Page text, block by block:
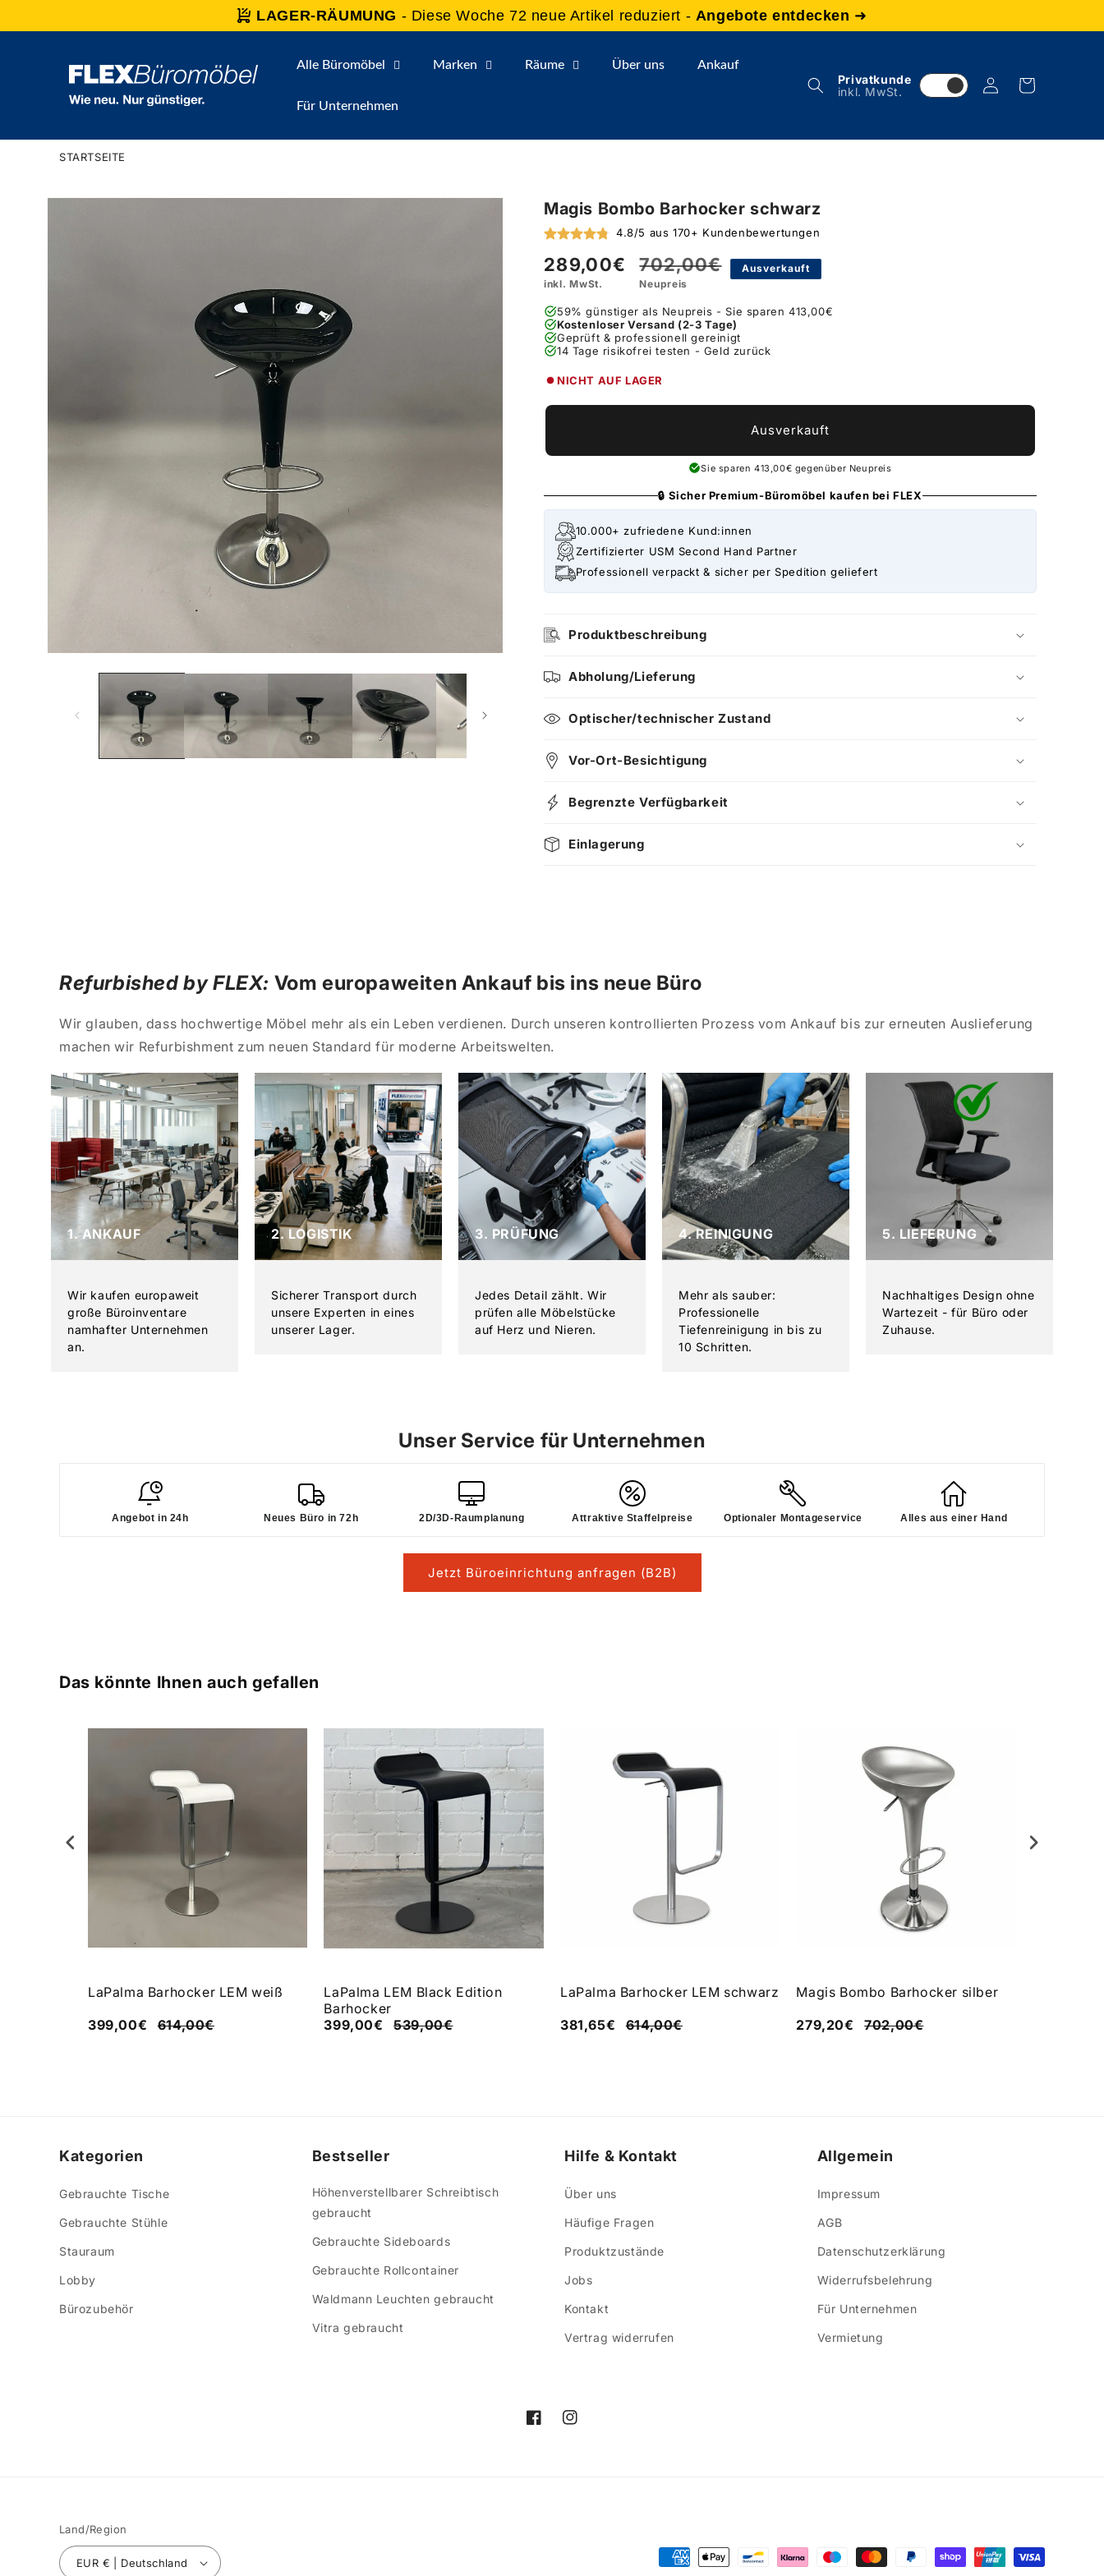
LAGER-RÄUMUNG - Diese Woche 72 neue Artikel reduziert - Angebote entdecken ➜
Inhalt
Alle Büromöbel Marken Räume Über uns Ankauf
Für Unternehmen
Privatkunde
inkl. MwSt.
EinloggenWarenkorb
STARTSEITE
Zu
Magis Bombo Barhocker schwarz
4.8/5 aus 170+ Kundenbewertungen
Verkaufspreis
289,00€
inkl. MwSt.
Normaler
Preis
702,00€
Neupreis
Ausverkauft
59% günstiger als Neupreis - Sie sparen 413,00€
Kostenloser Versand (2-3 Tage)
Geprüft & professionell gereinigt
14 Tage risikofrei testen - Geld zurück
NICHT AUF LAGER
Ausverkauft
Sie sparen 413,00€ gegenüber Neupreis
🔒 Sicher Premium-Büromöbel kaufen bei FLEX
10.000+ zufriedene Kund:innen
Zertifizierter USM Second Hand Partner
Professionell verpackt & sicher per Spedition geliefert
Produktbeschreibung
Abholung/Lieferung
Optischer/technischer Zustand
Vor-Ort-Besichtigung
Begrenzte Verfügbarkeit
Einlagerung
Refurbished by FLEX: Vom europaweiten Ankauf bis ins neue Büro
Wir glauben, dass hochwertige Möbel mehr als ein Leben verdienen. Durch unseren kontrollierten Prozess vom Ankauf bis zur erneuten Auslieferung
machen wir Refurbishment zum neuen Standard für moderne Arbeitswelten.
1. ANKAUF
Wir kaufen europaweit
große Büroinventare
namhafter Unternehmen
an.
2. LOGISTIK
Sicherer Transport durch
unsere Experten in eines
unserer Lager.
3. PRÜFUNG
Jedes Detail zählt. Wir
prüfen alle Möbelstücke
auf Herz und Nieren.
4. REINIGUNG
Mehr als sauber:
Professionelle
Tiefenreinigung in bis zu
10 Schritten.
5. LIEFERUNG
Nachhaltiges Design ohne
Wartezeit - für Büro oder
Zuhause.
Unser Service für Unternehmen
Angebot in 24h Neues Büro in 72h 2D/3D-Raumplanung Attraktive Staffelpreise Optionaler Montageservice Alles aus einer Hand
Jetzt Büroeinrichtung anfragen (B2B)
Das könnte Ihnen auch gefallen
LaPalma Barhocker LEM weiß
399,00€
614,00€
LaPalma LEM Black Edition
Barhocker
399,00€
539,00€
LaPalma Barhocker LEM schwarz
381,65€
614,00€
Magis Bombo Barhocker silber
279,20€
702,00€
Kategorien
Gebrauchte Tische
Gebrauchte Stühle
Stauraum
Lobby
Bürozubehör
Bestseller
Höhenverstellbarer Schreibtisch
gebraucht
Gebrauchte Sideboards
Gebrauchte Rollcontainer
Waldmann Leuchten gebraucht
Vitra gebraucht
Hilfe & Kontakt
Über uns
Häufige Fragen
Produktzustände
Jobs
Kontakt
Vertrag widerrufen
Allgemein
Impressum
AGB
Datenschutzerklärung
Widerrufsbelehrung
Für Unternehmen
Vermietung
FacebookInstagram
Land/Region
EUR € | Deutschland Zahlungsmethoden